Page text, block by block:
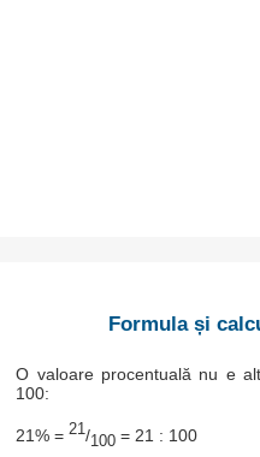
Formula și
O valoare procentuală nu e
100:
21% =21/100 = 21 : 100